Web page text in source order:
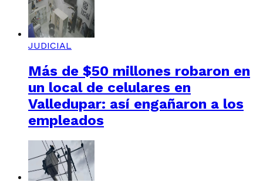
JUDICIAL
Más de $50 millones robaron en
un local de celulares en
Valledupar: así engañaron a los
empleados